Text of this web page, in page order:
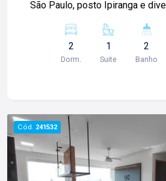
São Paulo, posto Ipiranga e
com armários, sendo 01 suíte
banheiro social com gabinete e
02 ambientes com sacada; -
1987 construindo
com clientes e proprietários.
2
Dorm.
1
Suite
2
Banho
Cód. 241532